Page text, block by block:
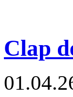
Clap